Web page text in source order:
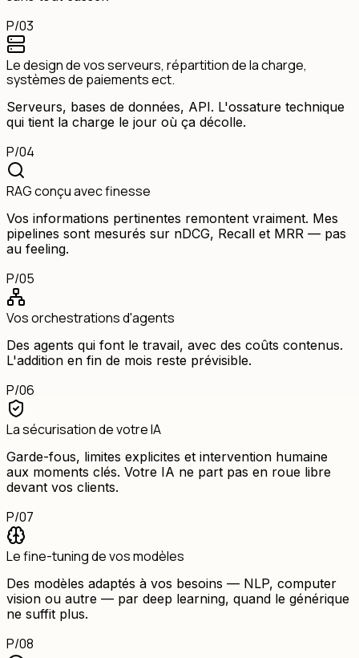
P/03
Le design de vos serveurs, répartition de la charge,
systèmes de paiements ect.
Serveurs, bases de données, API. L'ossature technique
qui tient la charge le jour où ça décolle.
P/04
RAG conçu avec finesse
Vos informations pertinentes remontent vraiment. Mes
pipelines sont mesurés sur nDCG, Recall et MRR — pas
au feeling.
P/05
Vos orchestrations d'agents
Des agents qui font le travail, avec des coûts contenus.
L'addition en fin de mois reste prévisible.
P/06
La sécurisation de votre IA
Garde-fous, limites explicites et intervention humaine
aux moments clés. Votre IA ne part pas en roue libre
devant vos clients.
P/07
Le fine-tuning de vos modèles
Des modèles adaptés à vos besoins — NLP, computer
vision ou autre — par deep learning, quand le générique
ne suffit plus.
P/08